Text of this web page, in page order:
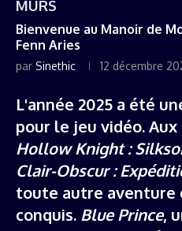
MURS
Bienvenue au Manoir de
Fenn Aries
par Sinethic 12 décembre
L'année 2025 a été
pour le jeu vidéo.
Hollow Knight :
Clair-Obscur :
toute autre aventure
conquis. Blue Prince,